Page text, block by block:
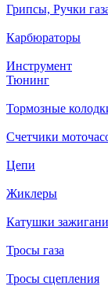
Грипсы, Ручки
Карбюраторы
Инструмент
Тюнинг
Тормозные
Счетчики
Цепи
Жиклеры
Катушки
Тросы газа
Тросы сцепления